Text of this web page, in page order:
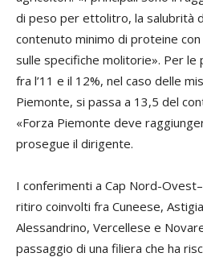
di peso per ettolitro, la salubrità
contenuto minimo di proteine
sulle specifiche molitorie». Per
fra l’11 e il 12%, nel caso delle
Piemonte, si passa a 13,5 del
«Forza Piemonte deve
prosegue il dirigente.
I conferimenti a Cap Nord-
ritiro coinvolti fra Cuneese,
Alessandrino, Vercellese e
passaggio di una filiera che ha